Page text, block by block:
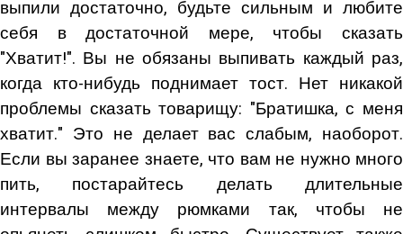
выпили достаточно, будьте сильным и любите
себя в достаточной мере, чтобы сказать
"Хватит!". Вы не обязаны выпивать каждый раз,
когда кто-нибудь поднимает тост. Нет никакой
проблемы сказать товарищу: "Братишка, с меня
хватит." Это не делает вас слабым, наоборот.
Если вы заранее знаете, что вам не нужно много
пить, постарайтесь делать длительные
интервалы между рюмками так, чтобы не